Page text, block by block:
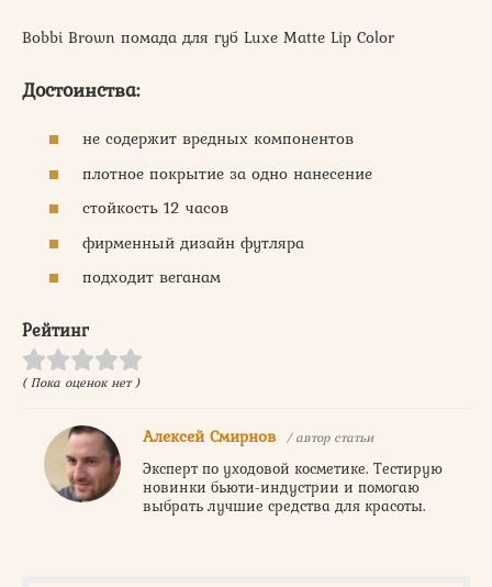
Bobbi Brown помада для губ Luxe Matte Lip Color
Достоинства:
не содержит вредных компонентов
плотное покрытие за одно нанесение
стойкость 12 часов
фирменный дизайн футляра
подходит веганам
Рейтинг
( Пока оценок нет )
Алексей Смирнов / автор статьи
Эксперт по уходовой косметике. Тестирую
новинки бьюти-индустрии и помогаю
выбрать лучшие средства для красоты.